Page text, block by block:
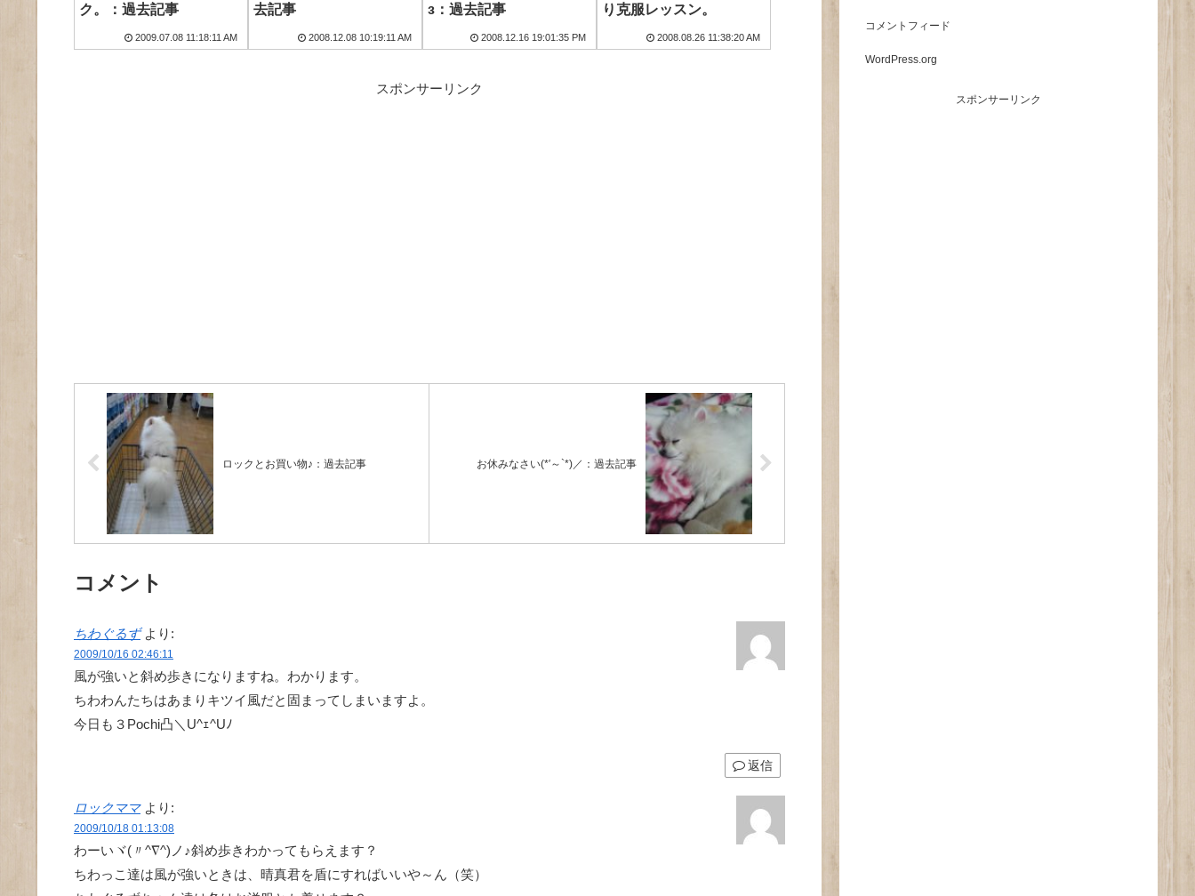
ク。：過去記事
2009.07.08 11:18:11 AM
去記事
2008.12.08 10:19:11 AM
з：過去記事
2008.12.16 19:01:35 PM
り克服レッスン。
2008.08.26 11:38:20 AM
スポンサーリンク
ロックとお買い物♪：過去記事 お休みなさい(*′～`*)／：過去記事
コメント
ちわぐるず より:
2009/10/16 02:46:11
風が強いと斜め歩きになりますね。わかります。
ちわわんたちはあまりキツイ風だと固まってしまいますよ。
今日も３Pochi凸＼U^ｪ^Uﾉ
返信
ロックママ より:
2009/10/18 01:13:08
わーいヾ(〃^∇^)ノ♪斜め歩きわかってもらえます？
ちわっこ達は風が強いときは、晴真君を盾にすればいいや～ん（笑）
コメントフィード
WordPress.org
スポンサーリンク